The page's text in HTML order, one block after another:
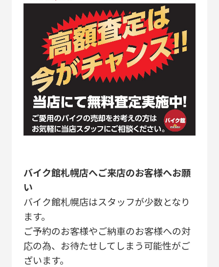
バイク館札幌店へご来店のお客様へお願
い
バイク館札幌店はスタッフが少数となり
ます。
ご予約のお客様やご納車のお客様への対
応の為、お待たせしてしまう可能性がご
ざいます。